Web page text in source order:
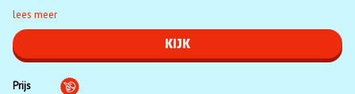
lees meer
KIJK
Prijs